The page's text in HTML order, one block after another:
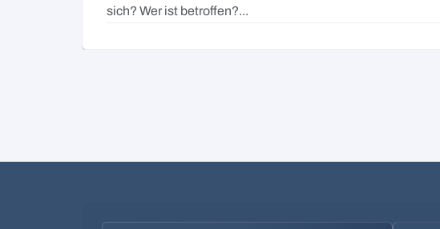
sich? Wer ist betroffen?...